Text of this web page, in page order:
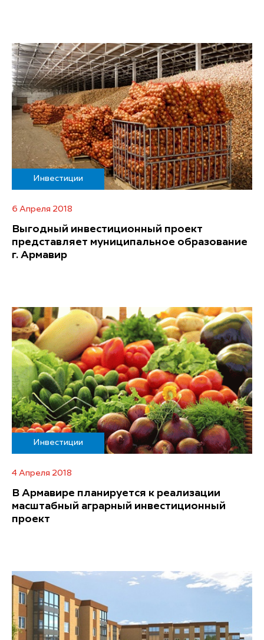
Инвестиции
6 Апреля 2018
Выгодный инвестиционный проект
представляет муниципальное образование
г. Армавир
Инвестиции
4 Апреля 2018
В Армавире планируется к реализации
масштабный аграрный инвестиционный
проект